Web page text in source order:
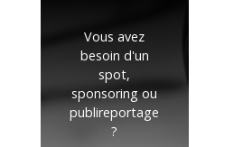
Vous avez
besoin d'un
spot,
sponsoring ou
publireportage
?